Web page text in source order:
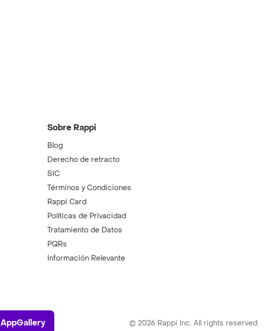
Sobre Rappi
Blog
Derecho de retracto
SIC
Términos y Condiciones
Rappi Card
Políticas de Privacidad
Tratamiento de Datos
PQRs
Información Relevante
AppGallery
AppGallery © 2026 Rappi Inc. All rights reserved.